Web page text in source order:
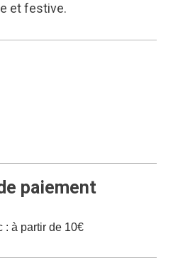
et festive.
paiement
: à partir de 10€